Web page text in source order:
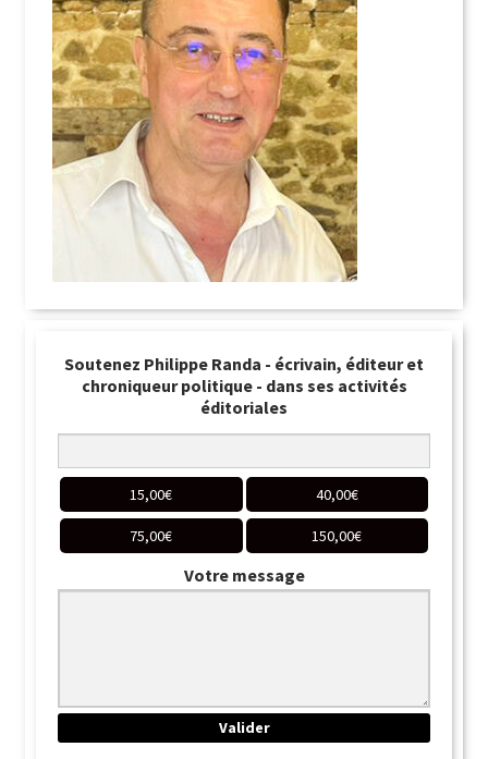
Soutenez Philippe Randa - écrivain, éditeur et
chroniqueur politique - dans ses activités
éditoriales
15,00€ 40,00€
75,00€ 150,00€
Votre message